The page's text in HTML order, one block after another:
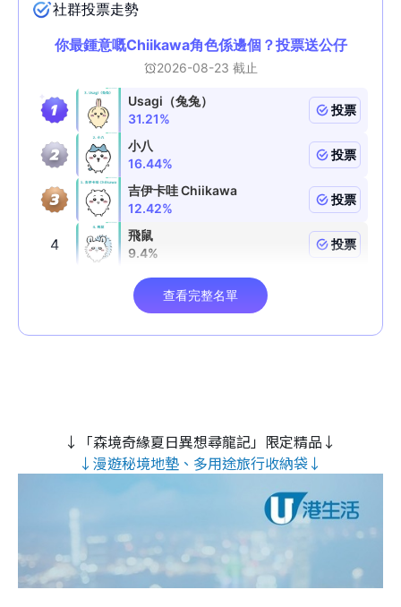
↓「森境奇緣夏日異想尋龍記」限定精品↓
↓漫遊秘境地墊、多用途旅行收納袋↓